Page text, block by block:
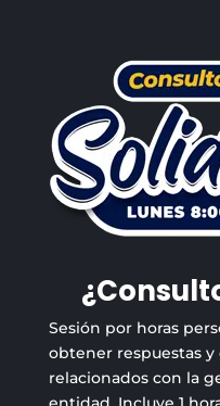
Sesión por horas
obtener respuestas
relacionados con la